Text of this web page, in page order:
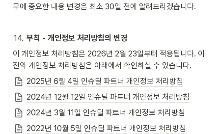
무에 중요한 내용 변경은 최소 30일 전에 알려드리겠습니다.
14. 부칙 - 개인정보 처리방침의 변경
이 개인정보 처리방침은 2026년 2월 23일부터 적용됩니다. 이
전의 개인정보 처리방침은 아래에서 확인하실 수 있습니다.
2025년 6월 4일 인슈딜 파트너 개인정보 처리방침
2024년 12월 12일 인슈딜 파트너 개인정보 처리방침
2024년 3월 11일 인슈딜 파트너 개인정보 처리방침
2022년 10월 5일 인슈딜 파트너 개인정보 처리방침